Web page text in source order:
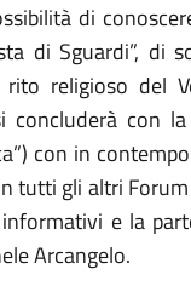
di
di Sguardi”, di
rito religioso del
con
con in
tutti gli altri
e la
Arcangelo.